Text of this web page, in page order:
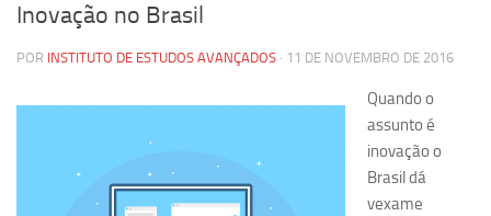
Inscrição
Cátedras
Grupos de Estudo
Inovação no Brasil
POR INSTITUTO DE ESTUDOS AVANÇADOS · 11 DE NOVEMBRO DE 2016
Quando o
assunto é
inovação o
Brasil dá
vexame